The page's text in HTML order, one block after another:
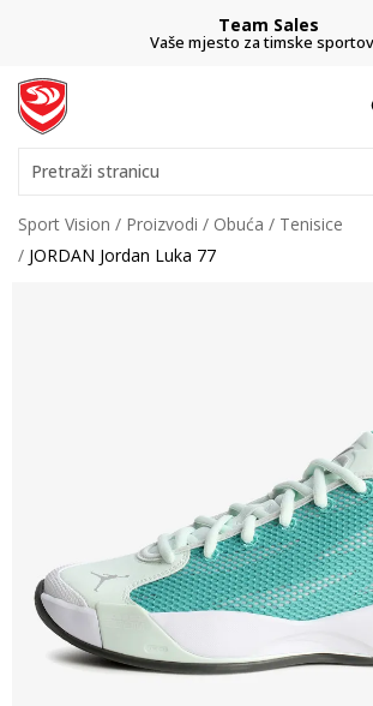
Team Sales
Vaše mjesto za timske
Pretraži stranicu
Sport Vision Proizvodi Obuća
Tenisice
JORDAN Jordan Luka 77